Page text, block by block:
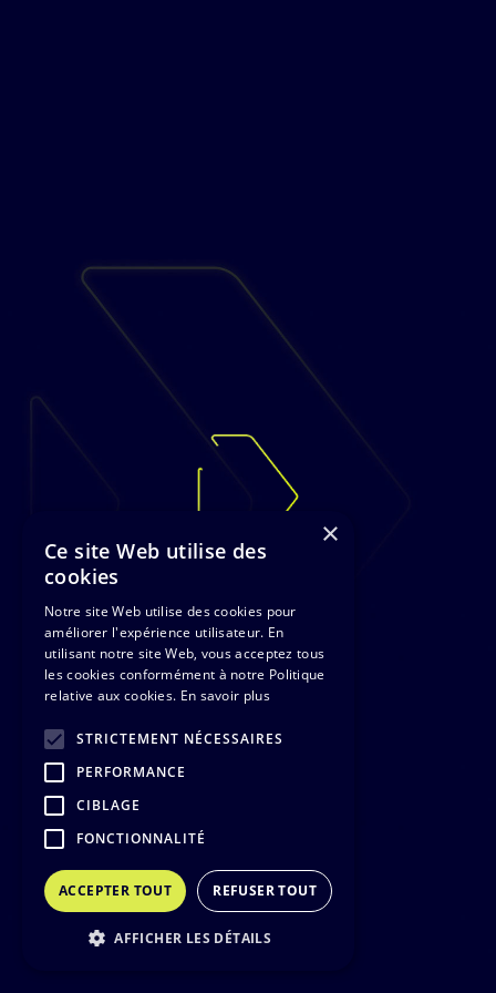
×
Ce site Web utilise des
cookies
Notre site Web utilise des cookies pour
améliorer l'expérience utilisateur. En
utilisant notre site Web, vous acceptez tous
les cookies conformément à notre Politique
relative aux cookies. En savoir plus
STRICTEMENT NÉCESSAIRES
PERFORMANCE
CIBLAGE
FONCTIONNALITÉ
ACCEPTER TOUT REFUSER TOUT
AFFICHER LES DÉTAILS